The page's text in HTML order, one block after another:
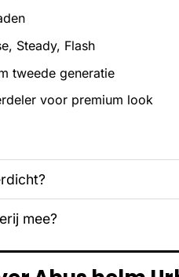
Steady, Flash
tweede generatie
voor premium look
mee?